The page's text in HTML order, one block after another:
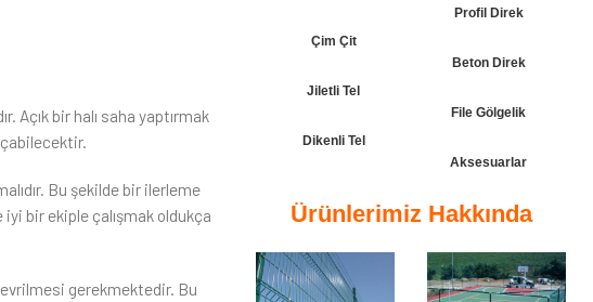
Açık bir halı saha yaptırmak
Bu şekilde bir ilerleme
iyi bir ekiple çalışmak oldukça
gerekmektedir. Bu
Çim Çit
Jiletli Tel
Dikenli Tel
Profil Direk
Beton Direk
File Gölgelik
Aksesuarlar
Ürünlerimiz Hakkında